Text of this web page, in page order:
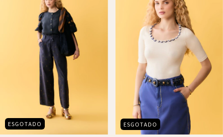
ESGOTADO ESGOTADO